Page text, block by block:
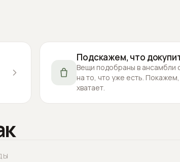
Подскажем, что
Вещи подобраны в ансамбли
на то, что уже есть.
хватает.